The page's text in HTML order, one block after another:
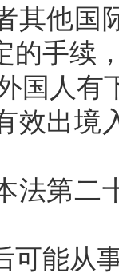
其他国
的手续
国人有
效出
法第
可能从